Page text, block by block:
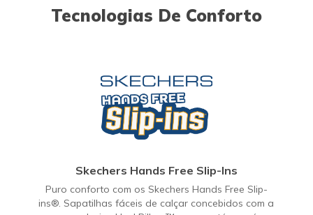
Tecnologias De Conforto
Skechers Hands Free Slip-Ins
Puro conforto com os Skechers Hands Free Slip-
ins®. Sapatilhas fáceis de calçar concebidos com a